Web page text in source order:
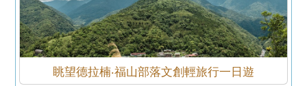
眺望德拉楠‧福山部落文創輕旅行一日遊